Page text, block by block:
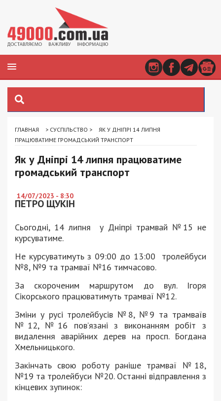
ГЛАВНАЯ > СУСПІЛЬСТВО >
ЯК У ДНІПРІ 14 ЛИПНЯ
ПРАЦЮВАТИМЕ ГРОМАДСЬКИЙ ТРАНСПОРТ
Як у Дніпрі 14 липня працюватиме
громадський транспорт
14/07/2023 - 8:30
ПЕТРО ЩУКІН
Сьогодні, 14 липня у Дніпрі трамвай №15 не
курсуватиме.
Не курсуватимуть з 09:00 до 13:00 тролейбуси
№8, №9 та трамваї №16 тимчасово.
За скороченим маршрутом до вул. Ігоря
Сікорського працюватимуть трамваї №12.
Зміни у русі тролейбусів №8, №9 та трамваїв
№12, №16 повʼязані з виконанням робіт з
видалення аварійних дерев на просп. Богдана
Хмельницького.
Закінчать свою роботу раніше трамваї №18,
№19 та тролейбуси №20. Останні відправлення з
кінцевих зупинок: